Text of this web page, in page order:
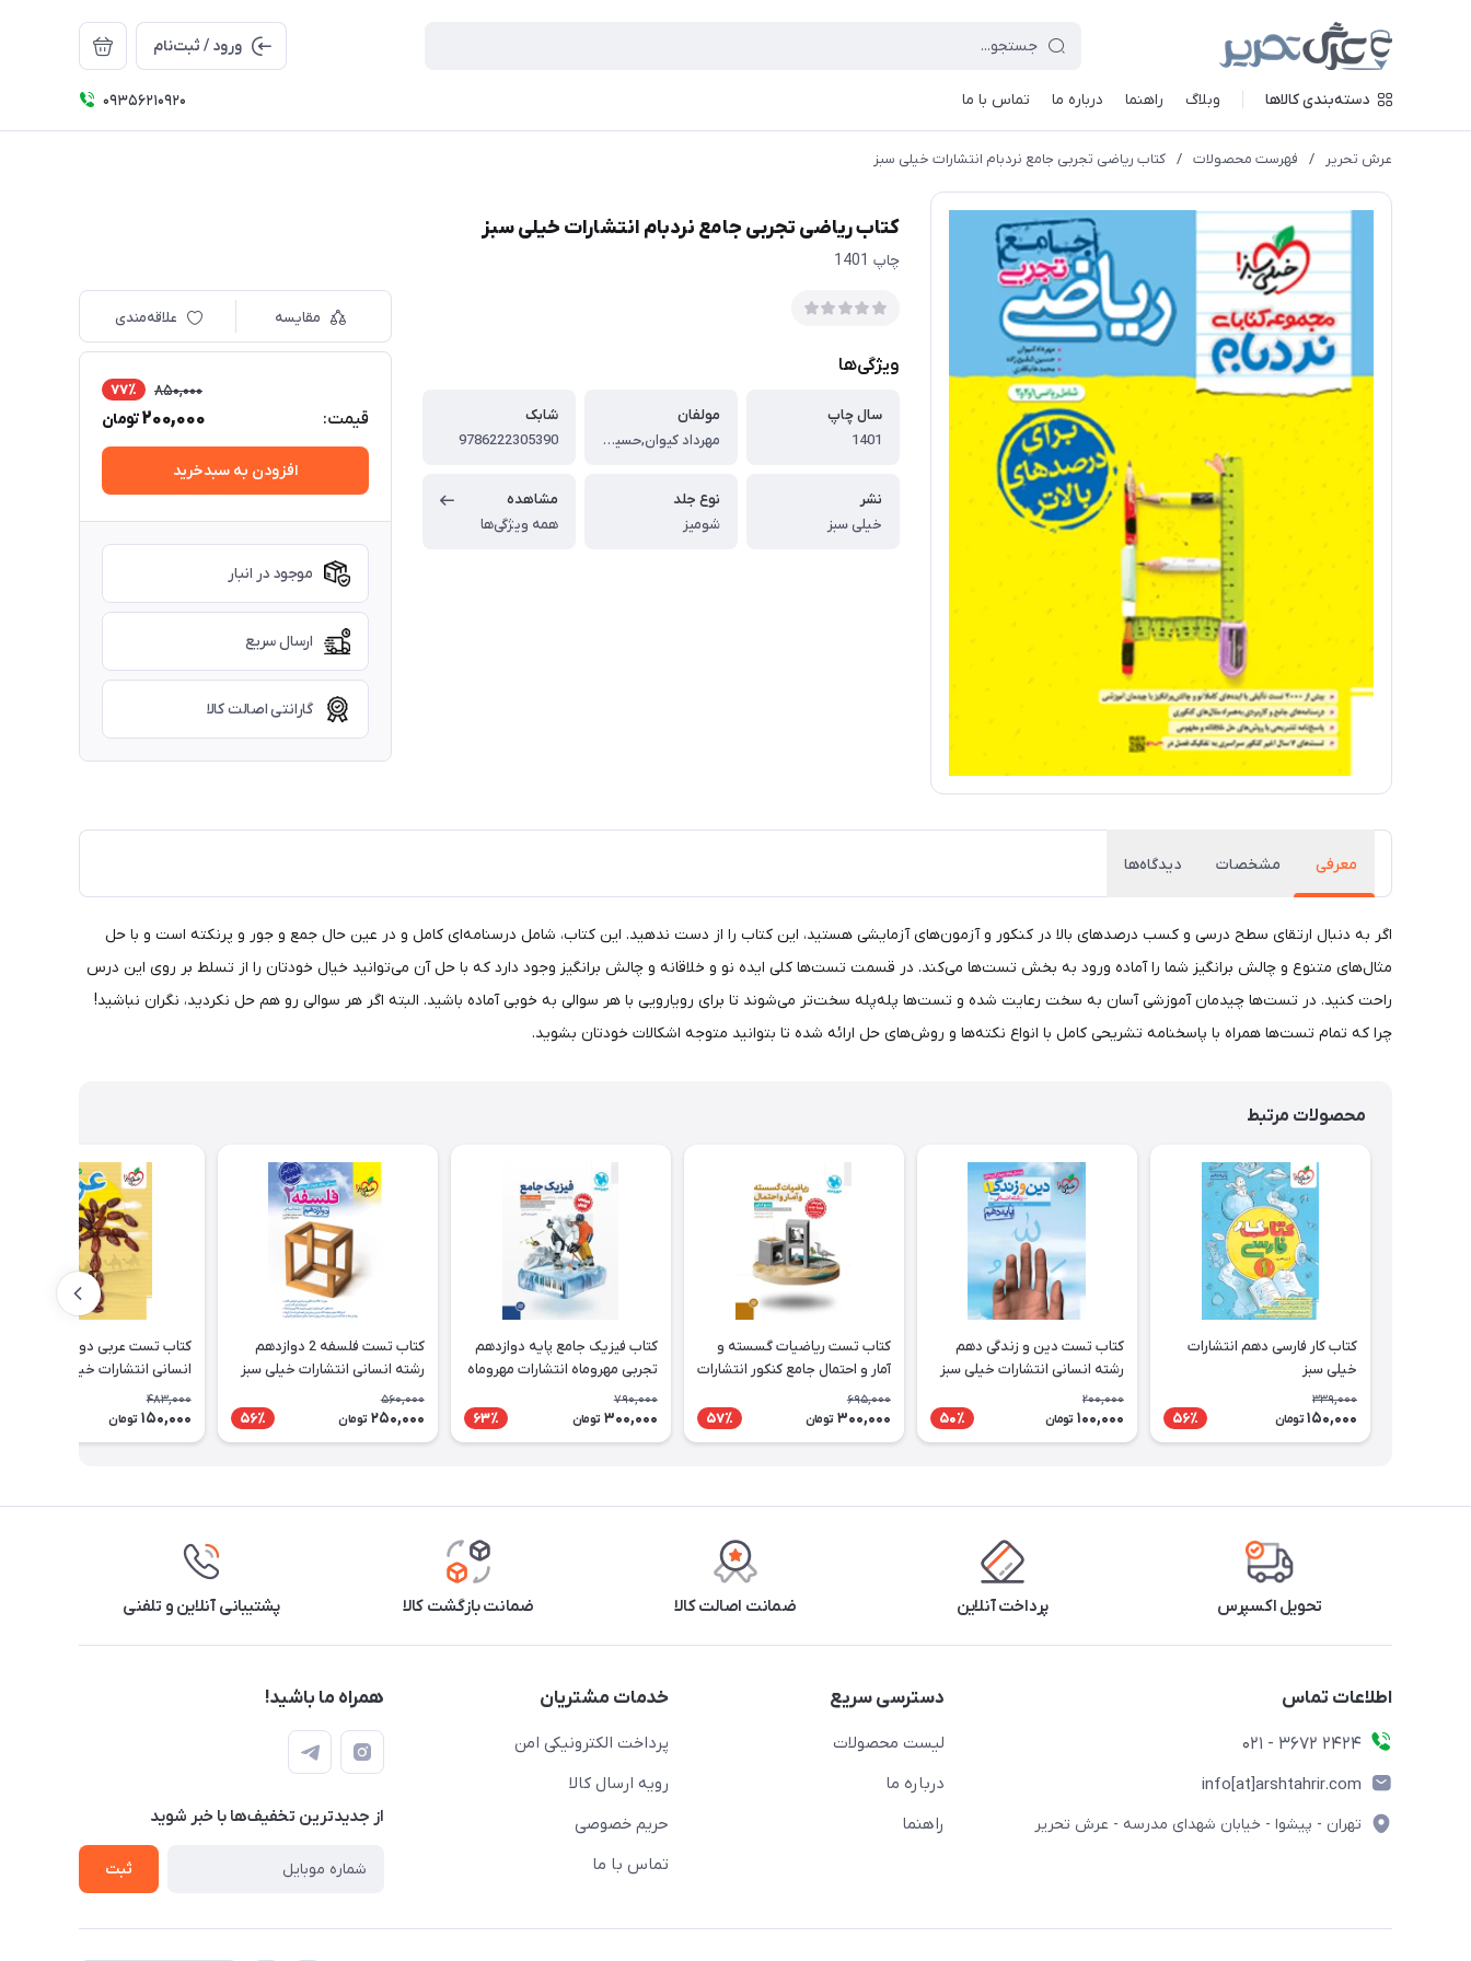
ورود / ثبت‌نام
دسته‌بندی کالاها وبلاگ راهنما درباره ما تماس با ما 09356210920
عرش تحریر / فهرست محصولات / کتاب ریاضی تجربی جامع نردبام انتشارات خیلی سبز
کتاب ریاضی تجربی جامع نردبام انتشارات خیلی سبز
چاپ 1401
ویژگی‌ها
سال چاپ
1401
مولفان
مهرداد کیوان,حسین شفیع زاده,محمد خانگلدی
شابک
9786222305390
نشر
خیلی سبز
نوع جلد
شومیز
مشاهده
همه ویژگی‌ها
مقایسه علاقه‌مندی
قیمت:
850,000 77٪
200,000تومان
افزودن به سبدخرید
موجود در انبار
ارسال سریع
گارانتی اصالت کالا
معرفی مشخصات دیدگاه‌ها
اگر به دنبال ارتقای سطح درسی و کسب درصدهای بالا در کنکور و آزمون‌های آزمایشی هستید، این کتاب را از دست ندهید. این کتاب، شامل درسنامه‌ای کامل و در عین حال جمع و جور و پرنکته‌ است و با حل
مثال‌های متنوع و چالش برانگیز شما را آماده ورود به بخش تست‌ها می‌کند. در قسمت تست‌ها کلی ایده نو و خلاقانه و چالش برانگیز وجود دارد که با حل آن‌ می‌توانید خیال خودتان را از تسلط بر روی این درس
راحت کنید. در تست‌ها چیدمان آموزشی آسان به سخت رعایت شده و تست‌ها پله‌پله سخت‌تر می‌شوند تا برای رویارویی با هر سوالی به خوبی آماده باشید. البته اگر هر سوالی رو هم حل نکردید، نگران نباشید!
چرا که تمام تست‌ها همراه با پاسخنامه تشریحی کامل با انواع نکته‌ها و روش‌های حل ارائه شده تا بتوانید متوجه اشکالات خودتان بشوید.
محصولات مرتبط
کتاب کار فارسی دهم انتشارات
خیلی سبز
339,000
150,000 تومان 56٪
کتاب تست دین و زندگی دهم
رشته انسانی انتشارات خیلی سبز
200,000
100,000 تومان 50٪
کتاب تست ریاضیات گسسته و
آمار و احتمال جامع کنکور انتشارات
مهروماه
695,000
300,000 تومان 57٪
کتاب فیزیک جامع پایه دوازدهم
تجربی مهروماه انتشارات مهروماه
790,000
300,000 تومان 63٪
کتاب تست فلسفه 2 دوازدهم
رشته انسانی انتشارات خیلی سبز
560,000
250,000 تومان 56٪
کتاب تست عربی دوازدهم رشته
انسانی انتشارات خیلی سبز
483,000
150,000 تومان
تحویل اکسپرس پرداخت آنلاین ضمانت اصالت کالا ضمانت بازگشت کالا پشتیبانی آنلاین و تلفنی
اطلاعات تماس
2424 3672 - 021
info[at]arshtahrir.com
تهران - پیشوا - خیابان شهدای مدرسه - عرش تحریر
دسترسی سریع
لیست محصولات
درباره ما
راهنما
خدمات مشتریان
پرداخت الکترونیکی امن
رویه ارسال کالا
حریم خصوصی
تماس با ما
همراه ما باشید!
از جدید‌ترین تخفیف‌ها با‌ خبر شوید
ثبت